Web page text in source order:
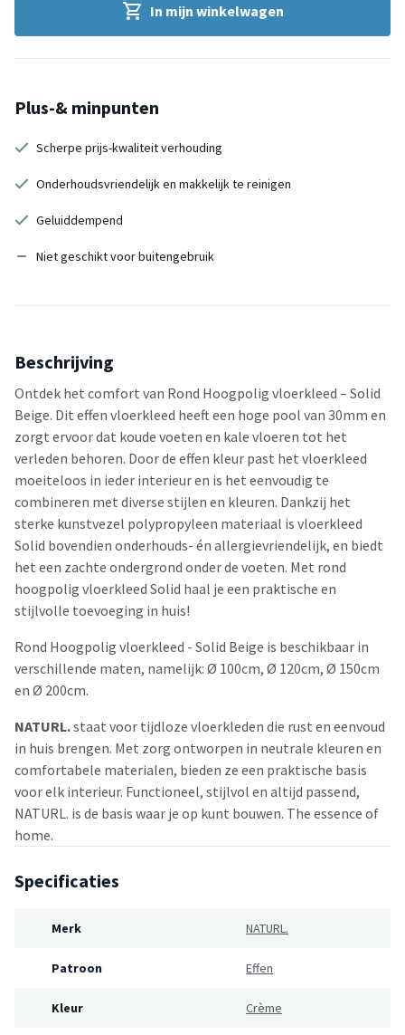
In mijn winkelwagen
Plus-& minpunten
Scherpe prijs-kwaliteit verhouding
Onderhoudsvriendelijk en makkelijk te reinigen
Geluiddempend
Niet geschikt voor buitengebruik
Beschrijving
Ontdek het comfort van Rond Hoogpolig vloerkleed – Solid
Beige. Dit effen vloerkleed heeft een hoge pool van 30mm en
zorgt ervoor dat koude voeten en kale vloeren tot het
verleden behoren. Door de effen kleur past het vloerkleed
moeiteloos in ieder interieur en is het eenvoudig te
combineren met diverse stijlen en kleuren. Dankzij het
sterke kunstvezel polypropyleen materiaal is vloerkleed
Solid bovendien onderhouds- én allergievriendelijk, en biedt
het een zachte ondergrond onder de voeten. Met rond
hoogpolig vloerkleed Solid haal je een praktische en
stijlvolle toevoeging in huis!
Rond Hoogpolig vloerkleed - Solid Beige is beschikbaar in
verschillende maten, namelijk: Ø 100cm, Ø 120cm, Ø 150cm
en Ø 200cm.
NATURL.staat voor tijdloze vloerkleden die rust en eenvoud
in huis brengen. Met zorg ontworpen in neutrale kleuren en
comfortabele materialen, bieden ze een praktische basis
voor elk interieur. Functioneel, stijlvol en altijd passend,
NATURL. is de basis waar je op kunt bouwen. The essence of
home.
Specificaties
Merk NATURL.
Patroon Effen
Kleur Crème